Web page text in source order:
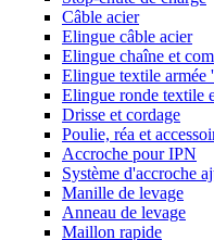
Câble acier
Elingue câble acier
Elingue chaîne et
Elingue textile armée
Elingue ronde textile
Drisse et cordage
Poulie, réa et
Accroche pour IPN
Système d'accroche
Manille de levage
Anneau de levage
Maillon rapide